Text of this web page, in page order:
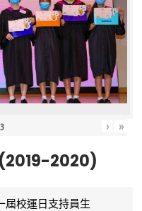
3 › »
(2019-2020)
屆校運日支持員生